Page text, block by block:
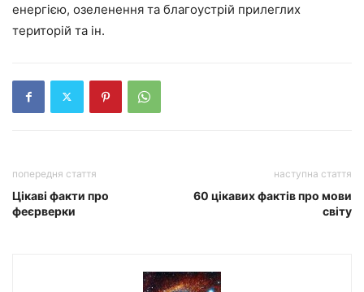
енергією, озеленення та благоустрій прилеглих
територій та ін.
попередня стаття
Цікаві факти про
феєрверки
наступна стаття
60 цікавих фактів про мови
світу